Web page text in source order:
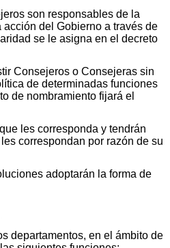
son responsables de la
del Gobierno a través de
se le asigna en el decreto
Consejeros o Consejeras sin
de determinadas funciones
de nombramiento fijará el
les corresponda y tendrán
correspondan por razón de su
adoptarán la forma de
departamentos, en el ámbito de